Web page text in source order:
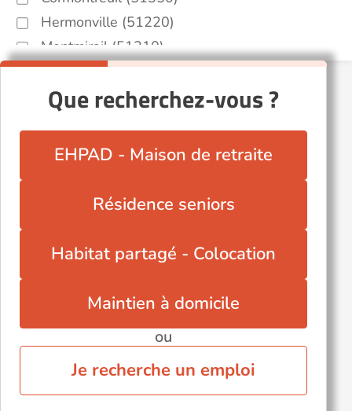
Hermonville (51220)
Montmirail (51210)
Montmort-Lucy (51270)
Oeuilly (51480)
Sermaize-les-Bains (51250)
Sézanne (51120)
Vertus (51130)
Vienne-le-Château (51800)
Épernay (51200)
Voir toutes les villes du département
Que recherchez-vous ?
EHPAD - Maison de retraite
Résidence seniors
Habitat partagé - Colocation
Maintien à domicile
ou
Je recherche un emploi